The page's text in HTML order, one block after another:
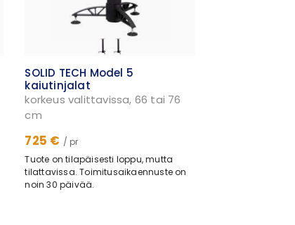
SOLID TECH Model 5
kaiutinjalat
korkeus valittavissa, 66 tai 76
cm
725 € / pr
Tuote on tilapäisesti loppu, mutta
tilattavissa. Toimitusaikaennuste on
noin 30 päivää.